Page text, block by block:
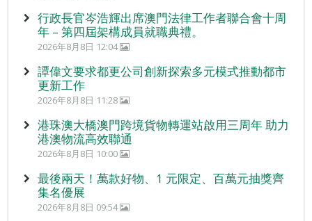
行政長官岑浩輝出席澳門法律工作者聯合會十周
年 – 第四屆架構成員就職典禮。
2026年8月8日 12:04
譚偉文要求都更公司創新探索多元模式推動都市
更新工作
2026年8月8日 11:28
港珠澳大橋澳門跨境貨物轉運站啟用三周年 助力
港澳物流高效聯通
2026年8月8日 10:00
最後兩天！萬款好物、1 元限定、百萬元抽獎齊
集名優展
2026年8月8日 09:54